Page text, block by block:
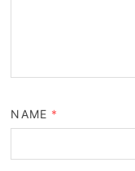
NAME *